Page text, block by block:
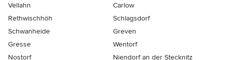
Vellahn
Carlow
Rethwischhöh
Schlagsdorf
Schwanheide
Greven
Gresse
Wentorf
Nostorf
Niendorf an der Stecknitz